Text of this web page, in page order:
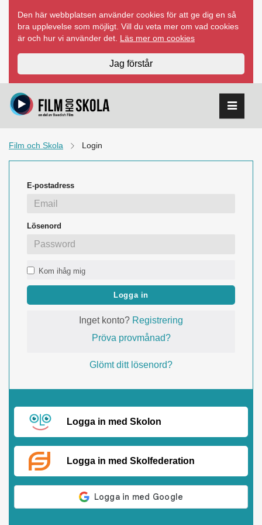
innehåll
Den här webbplatsen använder cookies för att ge dig en så
bra upplevelse som möjligt. Vill du veta mer om vad cookies
är och hur vi använder det. Läs mer om cookies
Jag förstår
Film och Skola Login
E-postadress
Lösenord
Kom ihåg mig
Logga in
Inget konto? Registrering
Pröva provmånad?
Glömt ditt lösenord?
Logga in med Skolon
Logga in med Skolfederation